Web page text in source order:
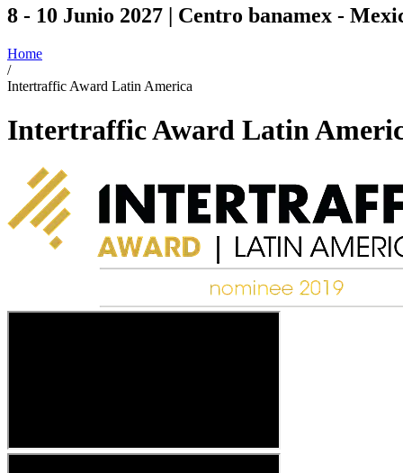
8 - 10 Junio 2027 | Centro banamex -
Home
/
Intertraffic Award Latin America
Intertraffic Award Latin